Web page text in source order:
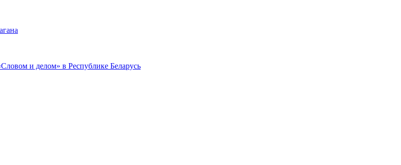
и делом» в Республике Беларусь